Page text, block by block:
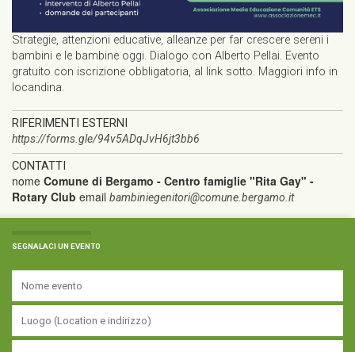
Strategie, attenzioni educative, alleanze per far crescere sereni i
bambini e le bambine oggi. Dialogo con Alberto Pellai. Evento
gratuito con iscrizione obbligatoria, al link sotto. Maggiori info in
locandina.
RIFERIMENTI ESTERNI
https://forms.gle/94v5ADqJvH6jt3bb6
CONTATTI
nome Comune di Bergamo - Centro famiglie "Rita Gay" -
Rotary Club email bambiniegenitori@comune.bergamo.it
SEGNALACI UN EVENTO